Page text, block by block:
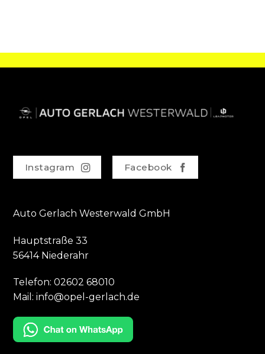
Instagram Facebook
Auto Gerlach Westerwald GmbH
Hauptstraße 33
56414 Niederahr
Telefon:02602 68010
Mail: info@opel-gerlach.de